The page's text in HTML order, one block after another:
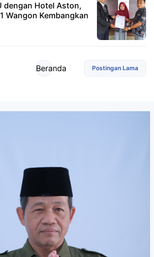
dengan Hotel Aston,
Wangon Kembangkan
Postingan Lama
Beranda